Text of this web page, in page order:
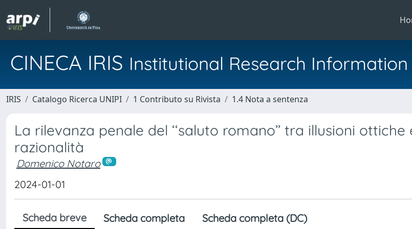
CINECA IRIS Institutional Research
IRIS Catalogo Ricerca UNIPI 1 Contributo su Rivista 1.4 Nota a sentenza
La rilevanza penale del ‘‘saluto romano’’ tra illusioni
razionalità
Domenico Notaro
2024-01-01
Scheda breve Scheda completa Scheda completa (DC)